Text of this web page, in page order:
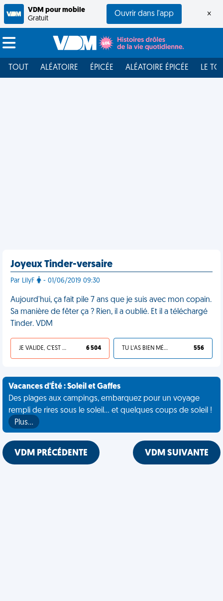
VDM pour mobile
Gratuit
Ouvrir dans l'app ×
TOUT ALÉATOIRE ÉPICÉE ALÉATOIRE ÉPICÉE LE
Joyeux Tinder-versaire
Par LilyF - 01/06/2019 09:30
Aujourd'hui, ça fait pile 7 ans que je suis avec mon copain.
Sa manière de fêter ça ? Rien, il a oublié. Et il a téléchargé
Tinder. VDM
JE VALIDE, C'EST UNE VDM 6 504 TU L'AS BIEN MÉRITÉ 556
Vacances d'Été : Soleil et Gaffes
Des plages aux campings, embarquez pour un voyage
rempli de rires sous le soleil... et quelques coups de soleil !
Plus…
VDM PRÉCÉDENTE VDM SUIVANTE